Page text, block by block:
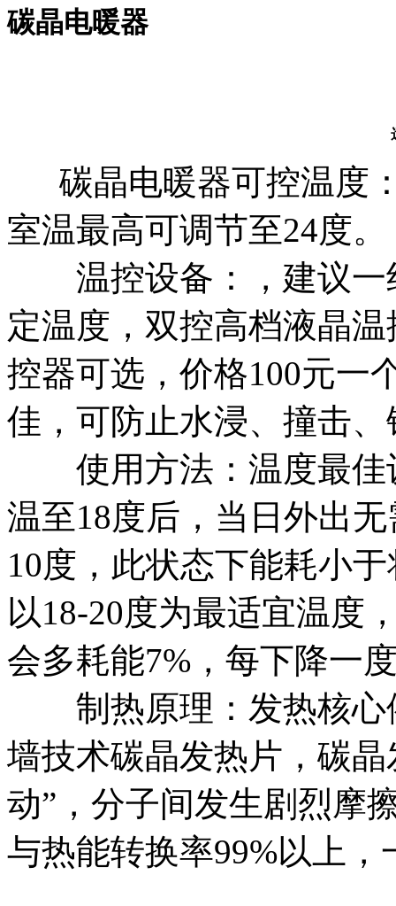
碳晶电暖器
碳晶电暖器可控温度
室温最高可调节至24度。
温控设备：，建议一
定温度，双控高档液晶
控器可选，价格100元一
佳，可防止水浸、撞击
使用方法：温度最佳
温至18度后，当日外出
10度，此状态下能耗小
以18-20度为最适宜温度
会多耗能7%，每下降一
制热原理：发热核心
墙技术碳晶发热片，碳
动”，分子间发生剧烈摩
与热能转换率99%以上